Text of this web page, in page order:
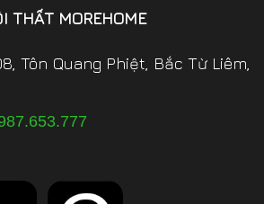
THẤT MOREHOME
Tôn Quang Phiệt, Bắc Từ Liêm,